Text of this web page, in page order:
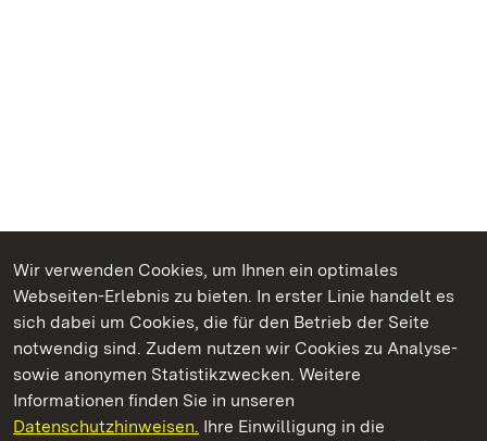
Wir verwenden Cookies, um Ihnen ein optimales
Webseiten-Erlebnis zu bieten. In erster Linie handelt es
sich dabei um Cookies, die für den Betrieb der Seite
notwendig sind. Zudem nutzen wir Cookies zu Analyse-
sowie anonymen Statistikzwecken. Weitere
Informationen finden Sie in unseren
Datenschutzhinweisen. Ihre Einwilligung in die
Kommen. Staunen. Genießen.
Staatliche Schlösser und Gärten Baden‑Württemberg